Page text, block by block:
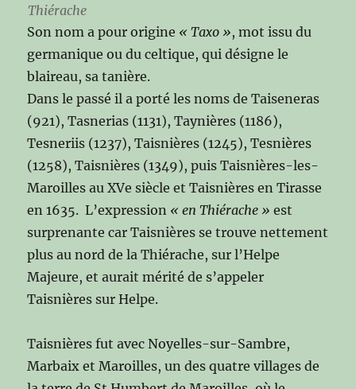
Thiérache
Son nom a pour origine « Taxo », mot issu du
germanique ou du celtique, qui désigne le
blaireau, sa tanière.
Dans le passé il a porté les noms de Taiseneras
(921), Tasnerias (1131), Taynières (1186),
Tesneriis (1237), Taisnières (1245), Tesnières
(1258), Taisnières (1349), puis Taisnières-les-
Maroilles au XVe siècle et Taisnières en Tirasse
en 1635. L’expression « en Thiérache » est
surprenante car Taisnières se trouve nettement
plus au nord de la Thiérache, sur l’Helpe
Majeure, et aurait mérité de s’appeler
Taisnières sur Helpe.
Taisnières fut avec Noyelles-sur-Sambre,
Marbaix et Maroilles, un des quatre villages de